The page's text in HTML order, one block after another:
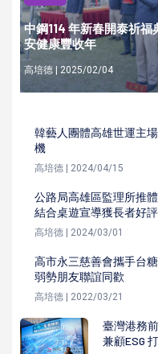
中鋼114 年新春開泰祈
安健康豐收年
高培德 | 2025/02/04
韓藝人團體高雄世運主
機
高培德 | 2024/04/15
公路局高雄區監理所推
結合桌遊宣導獲長者好評
高培德 | 2024/03/01
高市永三慈善會攜手台
弱勢朋友聯誼同歡
高培德 | 2022/03/21
臺灣港務
兼顧ESG